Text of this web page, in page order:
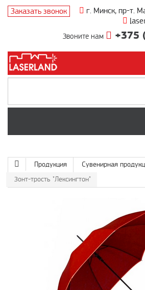
Заказать звонок
г. Минск, пр-т.
Звоните нам +375
Продукция Сувенирная
Зонт-трость "Лексингтон"